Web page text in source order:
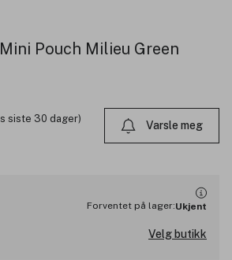
Pouch Milieu Green
siste 30 dager)
Varsle meg
Forventet på lager:Ukjent
Velg butikk